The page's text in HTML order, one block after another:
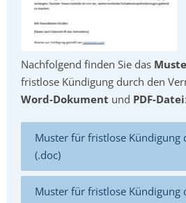
Nachfolgend finden Sie das
fristlose Kündigung durch den
Word-Dokument und PDF-Datei:
Muster für fristlose Kündigung
(.doc)
Muster für fristlose Kündigung